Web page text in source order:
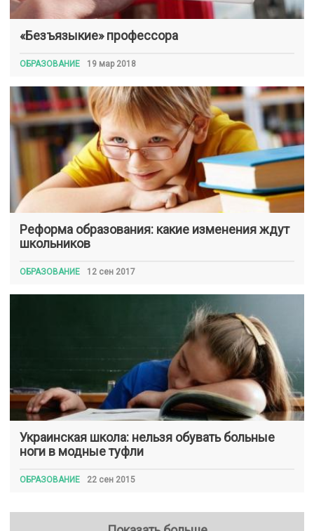
«Безъязыкие» профессора
ОБРАЗОВАНИЕ 19 мар 2018
Реформа образования: какие изменения ждут
школьников
ОБРАЗОВАНИЕ 12 сен 2017
Украинская школа: нельзя обувать больные
ноги в модные туфли
ОБРАЗОВАНИЕ 22 сен 2015